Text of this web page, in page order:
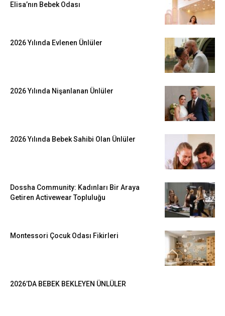
Elisa’nın Bebek Odası
2026 Yılında Evlenen Ünlüler
2026 Yılında Nişanlanan Ünlüler
2026 Yılında Bebek Sahibi Olan Ünlüler
Dossha Community: Kadınları Bir Araya
Getiren Activewear Topluluğu
Montessori Çocuk Odası Fikirleri
2026’DA BEBEK BEKLEYEN ÜNLÜLER